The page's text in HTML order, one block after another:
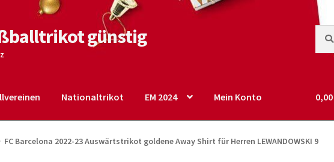
günstig
nach:
Nationaltrikot EM 2024 Mein Konto
Shop Startseite – English Warenkorb
0,00
FC Barcelona 2022-23 Auswärtstrikot goldene Away Shirt für Herren LEWANDOWSKI 9